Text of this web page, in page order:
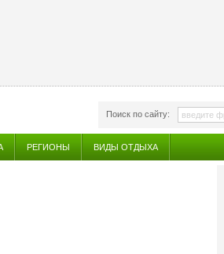
Поиск по сайту:
РЕГИОНЫ ВИДЫ ОТДЫХА